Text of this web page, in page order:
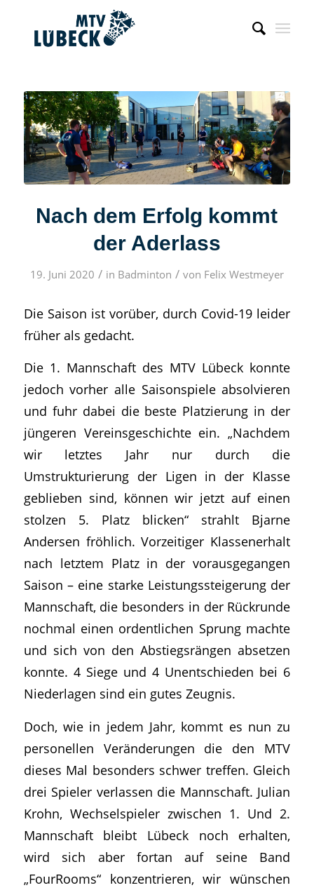
Nach dem Erfolg kommt
der Aderlass
19. Juni 2020 / in Badminton / von Felix Westmeyer
Die Saison ist vorüber, durch Covid-19 leider
früher als gedacht.
Die 1. Mannschaft des MTV Lübeck konnte
jedoch vorher alle Saisonspiele absolvieren
und fuhr dabei die beste Platzierung in der
jüngeren Vereinsgeschichte ein. „Nachdem
wir letztes Jahr nur durch die
Umstrukturierung der Ligen in der Klasse
geblieben sind, können wir jetzt auf einen
stolzen 5. Platz blicken“ strahlt Bjarne
Andersen fröhlich. Vorzeitiger Klassenerhalt
nach letztem Platz in der vorausgegangen
Saison – eine starke Leistungssteigerung der
Mannschaft, die besonders in der Rückrunde
nochmal einen ordentlichen Sprung machte
und sich von den Abstiegsrängen absetzen
konnte. 4 Siege und 4 Unentschieden bei 6
Niederlagen sind ein gutes Zeugnis.
Doch, wie in jedem Jahr, kommt es nun zu
personellen Veränderungen die den MTV
dieses Mal besonders schwer treffen. Gleich
drei Spieler verlassen die Mannschaft. Julian
Krohn, Wechselspieler zwischen 1. Und 2.
Mannschaft bleibt Lübeck noch erhalten,
wird sich aber fortan auf seine Band
„FourRooms“ konzentrieren, wir wünschen